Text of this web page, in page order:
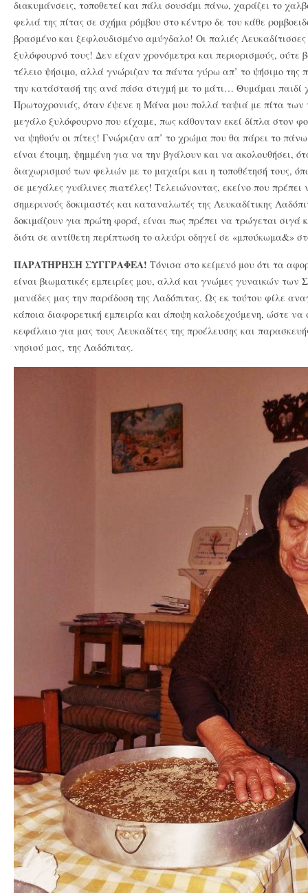
διακυμάνσεις, τοποθετεί και πάλι σουσάμι πάνω, χαράζει το
φελιά της πίτας σε σχήμα ρόμβου στο κέντρο δε του κάθε
βρασμένο και ξεφλουδισμένο αμύγδαλο! Οι παλιές
ξυλόφουρνό τους! Δεν είχαν χρονόμετρα και περιορισμούς, ούτε
τέλειο ψήσιμο, αλλά γνώριζαν τα πάντα γύρω απ’ το ψήσιμο της
την κατάστασή της ανά πάσα στιγμή με το μάτι… Θυμάμαι παιδί
Πρωτοχρονιάς, όταν έψενε η Μάνα μου πολλά ταψιά με πίτα των
μεγάλο ξυλόφουρνο που είχαμε, πως κάθονταν εκεί δίπλα στον
να ψηθούν οι πίτες! Γνώριζαν απ’ το χρώμα που θα πάρει το
είναι έτοιμη, ψημμένη για να την βγάλουν και να ακολουθήσει,
διαχωρισμού των φελιών με το μαχαίρι και η τοποθέτησή τους,
σε μεγάλες γυάλινες πιατέλες! Τελειώνοντας, εκείνο που πρέπει
σημερινούς δοκιμαστές και καταναλωτές της Λευκαδίτικης
δοκιμάζουν για πρώτη φορά, είναι πως πρέπει να τρώγεται σιγά
διότι σε αντίθετη περίπτωση το αλεύρι οδηγεί σε «μπούκωμα&»
ΠΑΡΑΤΗΡΗΣΗ ΣΥΓΓΡΑΦΕΑ! Τόνισα στο κείμενό μου ότι τα
είναι βιωματικές εμπειρίες μου, αλλά και γνώμες γυναικών των
μανάδες μας την παράδοση της Λαδόπιτας. Ως εκ τούτου φίλε
κάποια διαφορετική εμπειρία και άποψη καλοδεχούμενη, ώστε να
κεφάλαιο για μας τους Λευκαδίτες της προέλευσης και
νησιού μας, της Λαδόπιτας.